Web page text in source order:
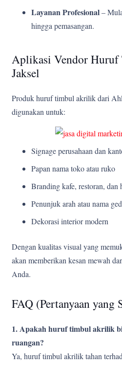
Layanan Profesional–
hingga pemasangan.
Aplikasi Vendor
Jaksel
Produk huruf timbul akrilik dari
digunakan untuk:
Signage perusahaan dan
Papan nama toko atau ruko
Branding kafe, restoran, dan
Penunjuk arah atau nama
Dekorasi interior modern
Dengan kualitas visual yang
akan memberikan kesan mewah
Anda.
FAQ (Pertanyaan yang
1. Apakah huruf timbul akrilik
ruangan?
Ya, huruf timbul akrilik tahan